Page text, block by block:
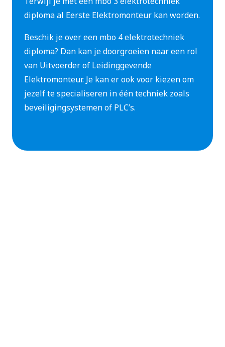
diploma al Eerste Elektromonteur kan worden.
Beschik je over een mbo 4 elektrotechniek
diploma? Dan kan je doorgroeien naar een rol
van Uitvoerder of Leidinggevende
Elektromonteur. Je kan er ook voor kiezen om
jezelf te specialiseren in één techniek zoals
beveiligingsystemen of PLC’s.